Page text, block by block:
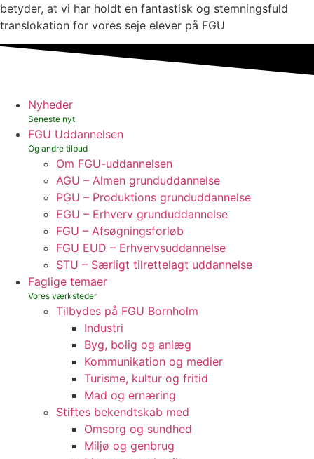
betyder, at vi har holdt en fantastisk og stemningsfuld
translokation for vores seje elever på FGU
Nyheder
FGU Uddannelsen
Om FGU-uddannelsen
AGU – Almen grunduddannelse
PGU – Produktions grunduddannelse
EGU – Erhverv grunduddannelse
FGU – Afsøgningsforløb
FGU EUD – Erhvervsuddannelse
STU – Særligt tilrettelagt uddannelse
Faglige temaer
Tilbydes på FGU Bornholm
Industri
Byg, bolig og anlæg
Kommunikation og medier
Turisme, kultur og fritid
Mad og ernæring
Stiftes bekendtskab med
Omsorg og sundhed
Miljø og genbrug